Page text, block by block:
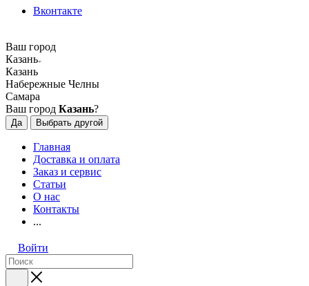
Вконтакте
Ваш город
Казань
Казань
Набережные Челны
Самара
Ваш город Казань?
Да Выбрать другой
Главная
Доставка и оплата
Заказ и сервис
Статьи
О нас
Контакты
...
Войти